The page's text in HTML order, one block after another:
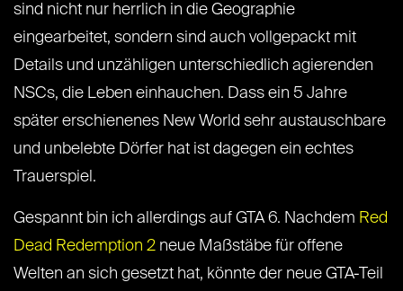
sind nicht nur herrlich in die Geographie
eingearbeitet, sondern sind auch vollgepackt mit
Details und unzähligen unterschiedlich agierenden
NSCs, die Leben einhauchen. Dass ein 5 Jahre
später erschienenes New World sehr austauschbare
und unbelebte Dörfer hat ist dagegen ein echtes
Trauerspiel.
Gespannt bin ich allerdings auf GTA 6. Nachdem Red
Dead Redemption 2 neue Maßstäbe für offene
Welten an sich gesetzt hat, könnte der neue GTA-Teil